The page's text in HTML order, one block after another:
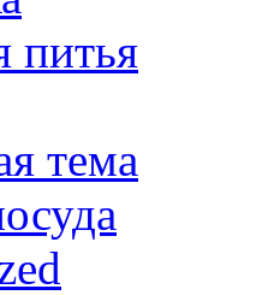
питья
тема